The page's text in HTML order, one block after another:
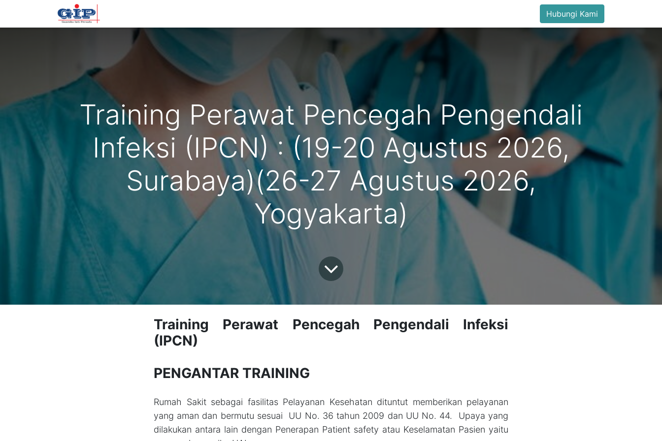
Hubungi Kami
Training Perawat Pencegah Pengendali
Infeksi (IPCN) : (19-20 Agustus 2026,
Surabaya)(26-27 Agustus 2026,
Yogyakarta)
Training Perawat Pencegah Pengendali Infeksi
(IPCN)
PENGANTAR TRAINING
Rumah Sakit sebagai fasilitas Pelayanan Kesehatan dituntut memberikan pelayanan
yang aman dan bermutu sesuai UU No. 36 tahun 2009 dan UU No. 44. Upaya yang
dilakukan antara lain dengan Penerapan Patient safety atau Keselamatan Pasien yaitu